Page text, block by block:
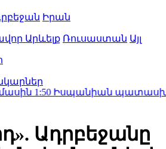
Իրան
Արևելք Ռուսաստան Այլ
1:50Իսպանիան պատասխան
Ադրբեջանը